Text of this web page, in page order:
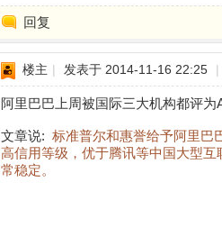
回复
楼主 | 发表于 2014-11-16 22:25 |
阿里巴巴上周被国际三大机构都评为
文章说: 标准普尔和惠誉给予阿里巴
高信用等级，优于腾讯等中国大型
常稳定。